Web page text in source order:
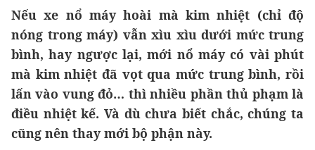
Nếu xe nổ máy hoài mà kim nhiệt (chỉ độ
nóng trong máy) vẫn xìu xìu dưới mức trung
bình, hay ngược lại, mới nổ máy có vài phút
mà kim nhiệt đã vọt qua mức trung bình, rồi
lấn vào vung đỏ… thì nhiều phần thủ phạm là
điều nhiệt kế. Và dù chưa biết chắc, chúng ta
cũng nên thay mới bộ phận này.